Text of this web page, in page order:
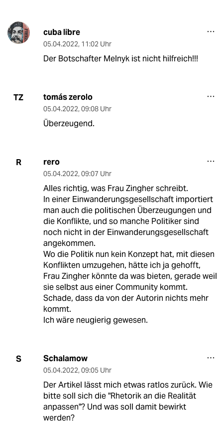
cuba libre
05.04.2022, 11:02 Uhr
Der Botschafter Melnyk ist nicht hilfreich!!!
TZ tomás zerolo
05.04.2022, 09:08 Uhr
Überzeugend.
R rero
05.04.2022, 09:07 Uhr
Alles richtig, was Frau Zingher schreibt.
In einer Einwanderungsgesellschaft importiert
man auch die politischen Überzeugungen und
die Konflikte, und so manche Politiker sind
noch nicht in der Einwanderungsgesellschaft
angekommen.
Wo die Politik nun kein Konzept hat, mit diesen
Konflikten umzugehen, hätte ich ja gehofft,
Frau Zingher könnte da was bieten, gerade weil
sie selbst aus einer Community kommt.
Schade, dass da von der Autorin nichts mehr
kommt.
Ich wäre neugierig gewesen.
S Schalamow
05.04.2022, 09:05 Uhr
Der Artikel lässt mich etwas ratlos zurück. Wie
bitte soll sich die "Rhetorik an die Realität
anpassen"? Und was soll damit bewirkt
werden?